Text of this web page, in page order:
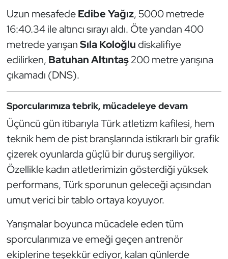
Uzun mesafedeEdibe Yağız, 5000 metrede
16:40.34 ile altıncı sırayı aldı. Öte yandan 400
metrede yarışanSıla Koloğludiskalifiye
edilirken, Batuhan Altıntaş200 metre yarışına
çıkamadı (DNS).
Sporcularımıza tebrik, mücadeleye devam
Üçüncü gün itibarıyla Türk atletizm kafilesi, hem
teknik hem de pist branşlarında istikrarlı bir grafik
çizerek oyunlarda güçlü bir duruş sergiliyor.
Özellikle kadın atletlerimizin gösterdiği yüksek
performans, Türk sporunun geleceği açısından
umut verici bir tablo ortaya koyuyor.
Yarışmalar boyunca mücadele eden tüm
sporcularımıza ve emeği geçen antrenör
ekiplerine teşekkür ediyor, kalan günlerde